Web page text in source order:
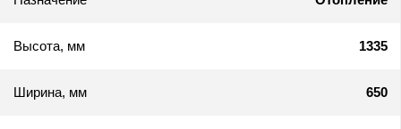
Высота, мм 1335
Ширина, мм 650